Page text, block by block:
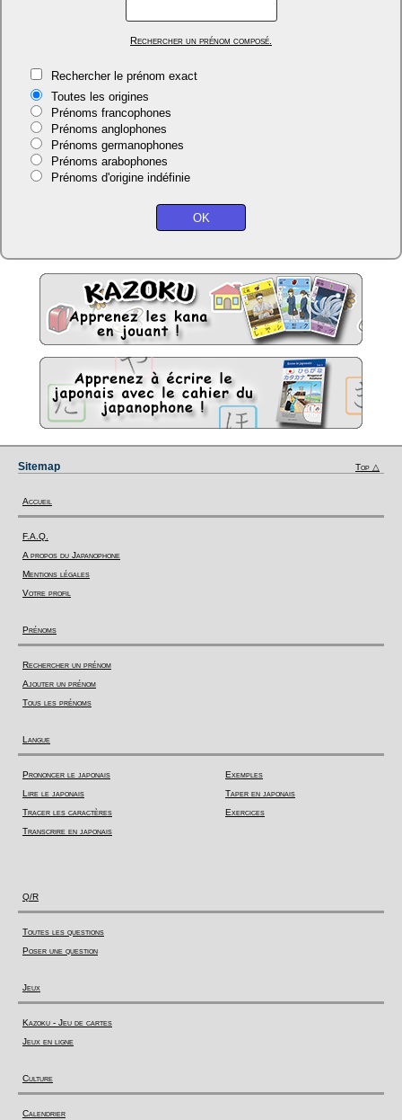
Rechercher un prénom composé.
Rechercher le prénom exact
Toutes les origines
Prénoms francophones
Prénoms anglophones
Prénoms germanophones
Prénoms arabophones
Prénoms d'origine indéfinie
Sitemap Top △
Accueil
F.A.Q.
A propos du Japanophone
Mentions légales
Votre profil
Prénoms
Rechercher un prénom
Ajouter un prénom
Tous les prénoms
Langue
Prononcer le japonais
Lire le japonais
Tracer les caractères
Transcrire en japonais
Exemples
Taper en japonais
Exercices
Q/R
Toutes les questions
Poser une question
Jeux
Kazoku - Jeu de cartes
Jeux en ligne
Culture
Calendrier